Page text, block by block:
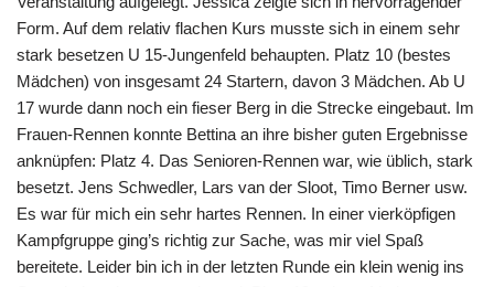
Form. Auf dem relativ flachen Kurs musste sich in einem sehr
stark besetzen U 15-Jungenfeld behaupten. Platz 10 (bestes
Mädchen) von insgesamt 24 Startern, davon 3 Mädchen. Ab U
17 wurde dann noch ein fieser Berg in die Strecke eingebaut. Im
Frauen-Rennen konnte Bettina an ihre bisher guten Ergebnisse
anknüpfen: Platz 4. Das Senioren-Rennen war, wie üblich, stark
besetzt. Jens Schwedler, Lars van der Sloot, Timo Berner usw.
Es war für mich ein sehr hartes Rennen. In einer vierköpfigen
Kampfgruppe ging’s richtig zur Sache, was mir viel Spaß
bereitete. Leider bin ich in der letzten Runde ein klein wenig ins